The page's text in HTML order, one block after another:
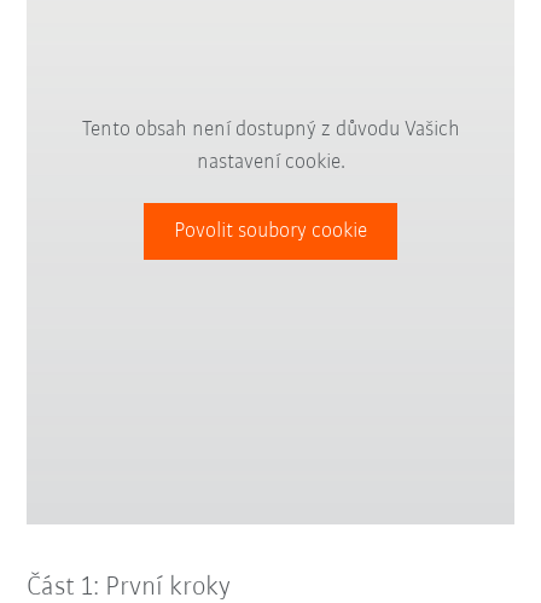
Tento obsah není dostupný z důvodu Vašich
nastavení cookie.
Povolit soubory cookie
Část 1: První kroky